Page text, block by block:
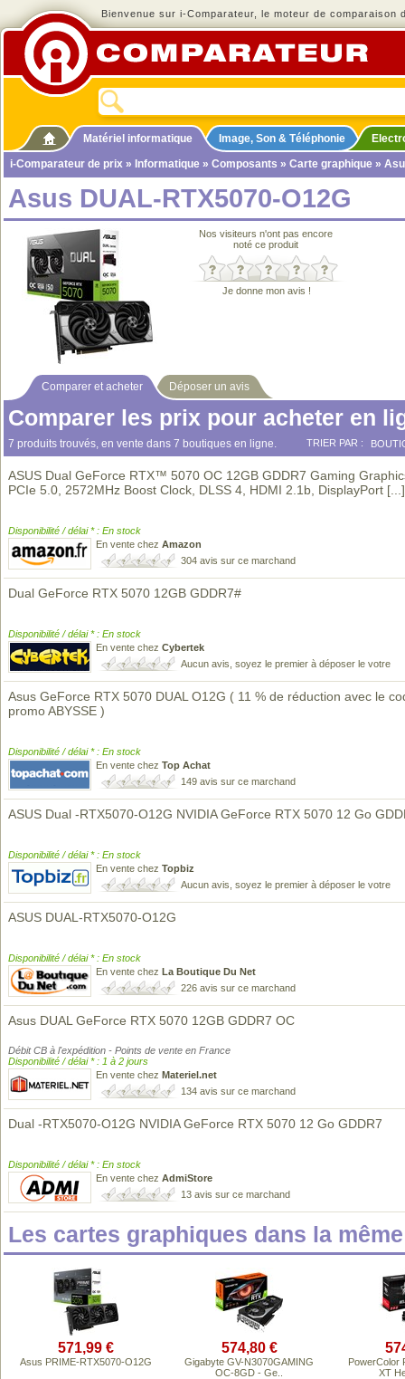
Bienvenue sur i-Comparateur, le moteur de comparaison
Matériel informatique Image, Son & Téléphonie
i-Comparateur de prix » Informatique » Composants » Carte graphique »
Asus DUAL-RTX5070-O12G
Nos visiteurs n'ont pas encore
noté ce produit
Je donne mon avis !
Comparer et acheter Déposer un avis
Comparer les prix pour acheter en
7 produits trouvés, en vente dans 7 boutiques en ligne. TRIER PAR :
ASUS Dual GeForce RTX™ 5070 OC 12GB GDDR7 Gaming
PCIe 5.0, 2572MHz Boost Clock, DLSS 4, HDMI 2.1b, DisplayPort [...]
Disponibilité / délai * : En stock
En vente chez Amazon
304 avis sur ce marchand
Dual GeForce RTX 5070 12GB GDDR7#
Disponibilité / délai * : En stock
En vente chez Cybertek
Aucun avis, soyez le premier à déposer le votre
Asus GeForce RTX 5070 DUAL O12G ( 11 % de réduction avec le
promo ABYSSE )
Disponibilité / délai * : En stock
En vente chez Top Achat
149 avis sur ce marchand
ASUS Dual -RTX5070-O12G NVIDIA GeForce RTX 5070 12 Go
Disponibilité / délai * : En stock
En vente chez Topbiz
Aucun avis, soyez le premier à déposer le votre
ASUS DUAL-RTX5070-O12G
Disponibilité / délai * : En stock
En vente chez La Boutique Du Net
226 avis sur ce marchand
Asus DUAL GeForce RTX 5070 12GB GDDR7 OC
Débit CB à l'expédition - Points de vente en France
Disponibilité / délai * : 1 à 2 jours
En vente chez Materiel.net
134 avis sur ce marchand
Dual -RTX5070-O12G NVIDIA GeForce RTX 5070 12 Go GDDR7
Disponibilité / délai * : En stock
En vente chez AdmiStore
13 avis sur ce marchand
Les cartes graphiques dans la
571,99 €
Asus PRIME-RTX5070-O12G
574,80 €
Gigabyte GV-N3070GAMING
OC-8GD - Ge..
PowerColor
XT